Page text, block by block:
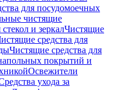
для посудомоечных
чистящие
и зеркалЧистящие
средства для
Чистящие средства для
покрытий и
Освежители
ухода за